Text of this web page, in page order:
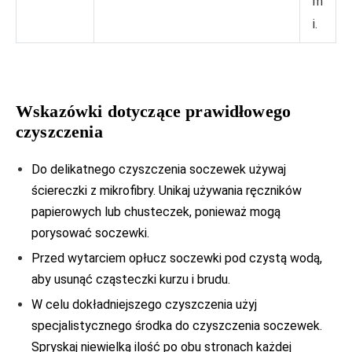
i.
Wskazówki dotyczące prawidłowego
czyszczenia
Do delikatnego czyszczenia soczewek używaj
ściereczki z mikrofibry. Unikaj używania ręczników
papierowych lub chusteczek, ponieważ mogą
porysować soczewki.
Przed wytarciem opłucz soczewki pod czystą wodą,
aby usunąć cząsteczki kurzu i brudu.
W celu dokładniejszego czyszczenia użyj
specjalistycznego środka do czyszczenia soczewek.
Spryskaj niewielką ilość po obu stronach każdej